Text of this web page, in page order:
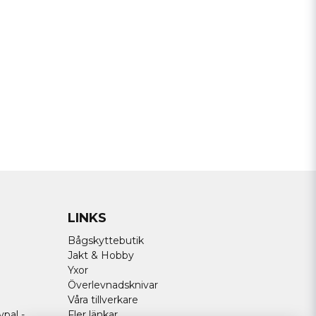
LINKS
Bågskyttebutik
Jakt & Hobby
Yxor
Överlevnadsknivar
Våra tillverkare